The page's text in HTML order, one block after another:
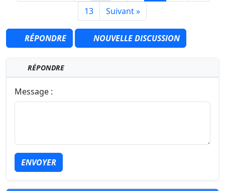
13
Suivant »
RÉPONDRE NOUVELLE DISCUSSION
RÉPONDRE
Message :
ENVOYER